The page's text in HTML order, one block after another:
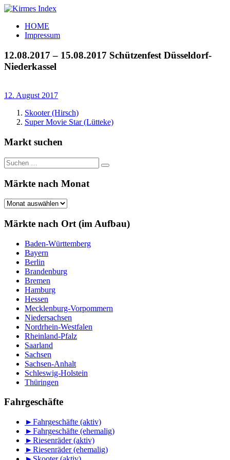
Zum
springen
Kirmes
Index
Tourpläne
der
letzten
Jahre
HOME
Impressum
12.08.2017 – 15.08.2017 Schützenfest Düsseldorf-
Niederkassel
12. August 2017
Skooter (Hirsch)
Super Movie Star (Lütteke)
Markt suchen
Suchen
nach:
Suchen
Märkte nach Monat
Märkte
Monat
Märkte nach Ort (im Aufbau)
Baden-Württemberg
Bayern
Berlin
Brandenburg
Bremen
Hamburg
Hessen
Mecklenburg-Vorpommern
Niedersachsen
Nordrhein-Westfalen
Rheinland-Pfalz
Saarland
Sachsen
Sachsen-Anhalt
Schleswig-Holstein
Thüringen
Fahrgeschäfte
►Fahrgeschäfte (aktiv)
►Fahrgeschäfte (ehemalig)
►Riesenräder (aktiv)
►Riesenräder (ehemalig)